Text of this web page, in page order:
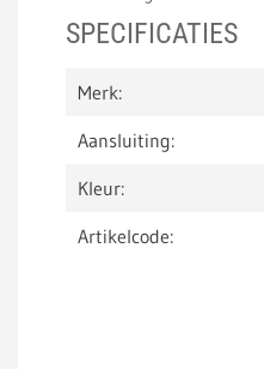
SPECIFICATIES
Merk:
Aansluiting:
Kleur:
Artikelcode: